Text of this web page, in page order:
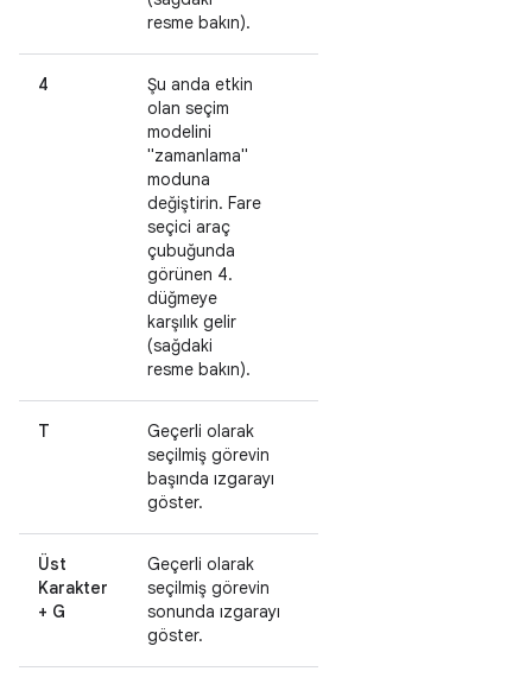
resme bakın).
4
Şu anda etkin
olan seçim
modelini
"zamanlama"
moduna
değiştirin. Fare
seçici araç
çubuğunda
görünen 4.
düğmeye
karşılık gelir
(sağdaki
resme bakın).
T
Geçerli olarak
seçilmiş görevin
başında ızgarayı
göster.
Üst
Karakter
+ G
Geçerli olarak
seçilmiş görevin
sonunda ızgarayı
göster.